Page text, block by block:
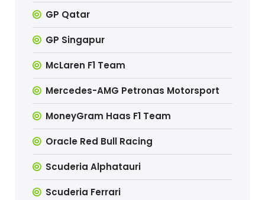
GP Qatar
GP Singapur
McLaren F1 Team
Mercedes-AMG Petronas Motorsport
MoneyGram Haas F1 Team
Oracle Red Bull Racing
Scuderia Alphatauri
Scuderia Ferrari